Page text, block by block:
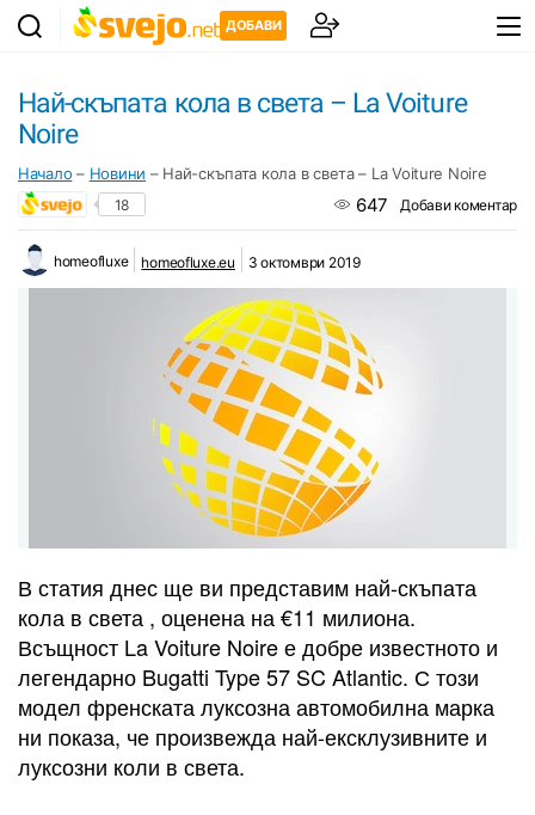
ДОБАВИ
Най-скъпата кола в света – La Voiture
Noire
Начало – Новини – Най-скъпата кола в света – La Voiture Noire
18 647 Добави коментар
homeofluxe homeofluxe.eu 3 октомври 2019
В статия днес ще ви представим най-скъпата
кола в света , оценена на €11 милиона.
Всъщност La Voiture Noire е добре известното и
легендарно Bugatti Type 57 SC Atlantic. С този
модел френската луксозна автомобилна марка
ни показа, че произвежда най-ексклузивните и
луксозни коли в света.